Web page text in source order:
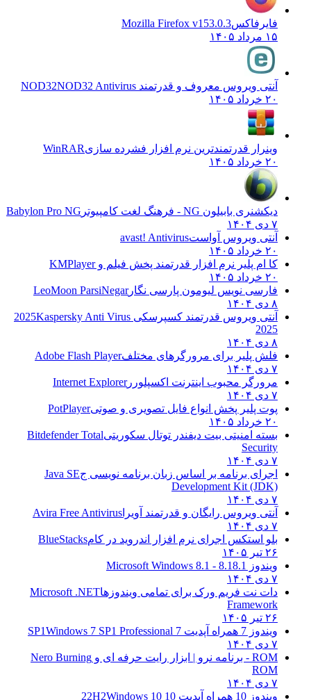
فایرفاکسMozilla Firefox v153.0.3
۱۵ مرداد ۱۴۰۵
آنتی ویروس معروف و قدرتمند NOD32 NOD32 Antivirus
۲۰ خرداد ۱۴۰۵
وینرار قدرتمندترین نرم افزار فشرده سازیWinRAR
۲۰ خرداد ۱۴۰۵
دیکشنری بابیلون NG - فرهنگ لغت کامپیوتر
Babylon Pro NG
۷ دی ۱۴۰۴
آنتی ویروس آواستavast! Antivirus
۲۰ خرداد ۱۴۰۵
کا ام پلیر نرم افزار قدرتمند پخش فیلم وKMPlayer
۲۰ خرداد ۱۴۰۵
فارسی نویس لیومون پارسی نگارLeoMoon ParsiNegar
۸ دی ۱۴۰۴
آنتی ویروس قدرتمند کسپرسکی 2025 Kaspersky Anti Virus
2025
۸ دی ۱۴۰۴
فلش پلیر برای مرورگرهای مختلفAdobe Flash Player
۷ دی ۱۴۰۴
مرورگر محبوب اینترنت اکسپلوررInternet Explorer
۷ دی ۱۴۰۴
پوت پلیر پخش انواع فایل تصویری و صوتیPotPlayer
۲۰ خرداد ۱۴۰۵
بسته امنیتی بیت دیفندر توتال سکوریتیBitdefender Total
Security
۷ دی ۱۴۰۴
اجرای برنامه بر اساس زبان برنامه نویسی جJava SE
Development Kit (JDK)
۷ دی ۱۴۰۴
آنتی ویروس رایگان و قدرتمند آویرا Avira Free Antivirus
۷ دی ۱۴۰۴
بلو استکس اجرای نرم افزار اندروید در کامBlueStacks
۲۶ تیر ۱۴۰۵
ویندوز 8.1 8.1 - Microsoft Windows 8.1
۷ دی ۱۴۰۴
دات نت فریم ورک برای تمامی ویندوزهاMicrosoft .NET
Framework
۲۶ تیر ۱۴۰۵
ویندوز 7 همراه آپدیت 7 SP1
Windows 7 SP1 Professional
۷ دی ۱۴۰۴
ROM - برنامه نرو | ابزار رایت حرفه ای و
Nero Burning
ROM
۷ دی ۱۴۰۴
ویندوز 10 همراه آپدیت 10 22H2
Windows 10